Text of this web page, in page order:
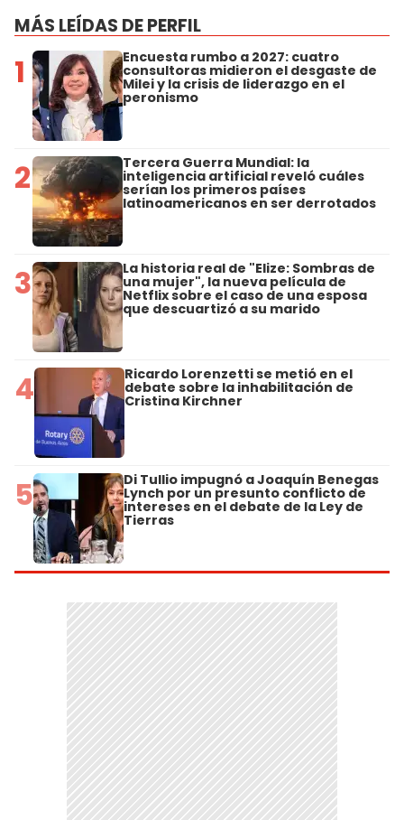
MÁS LEÍDAS DE PERFIL
1 Encuesta rumbo a 2027: cuatro
consultoras midieron el desgaste de
Milei y la crisis de liderazgo en el
peronismo
2 Tercera Guerra Mundial: la
inteligencia artificial reveló cuáles
serían los primeros países
latinoamericanos en ser derrotados
3 La historia real de "Elize: Sombras de
una mujer", la nueva película de
Netflix sobre el caso de una esposa
que descuartizó a su marido
4 Ricardo Lorenzetti se metió en el
debate sobre la inhabilitación de
Cristina Kirchner
5 Di Tullio impugnó a Joaquín Benegas
Lynch por un presunto conflicto de
intereses en el debate de la Ley de
Tierras